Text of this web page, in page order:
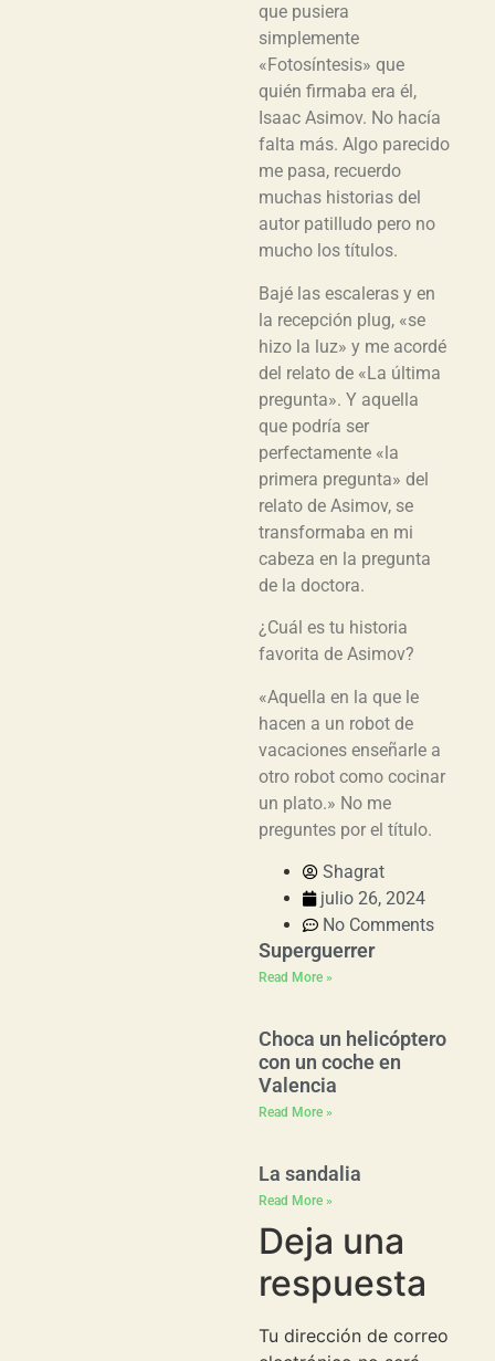
que pusiera
simplemente
«Fotosíntesis» que
quién firmaba era él,
Isaac Asimov. No hacía
falta más. Algo parecido
me pasa, recuerdo
muchas historias del
autor patilludo pero no
mucho los títulos.
Bajé las escaleras y en
la recepción plug, «se
hizo la luz» y me acordé
del relato de «La última
pregunta». Y aquella
que podría ser
perfectamente «la
primera pregunta» del
relato de Asimov, se
transformaba en mi
cabeza en la pregunta
de la doctora.
¿Cuál es tu historia
favorita de Asimov?
«Aquella en la que le
hacen a un robot de
vacaciones enseñarle a
otro robot como cocinar
un plato.» No me
preguntes por el título.
Shagrat
julio 26, 2024
No Comments
Superguerrer
Read More »
Choca un helicóptero
con un coche en
Valencia
Read More »
La sandalia
Read More »
Deja una
respuesta
Tu dirección de correo